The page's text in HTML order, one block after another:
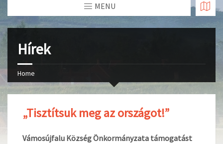
MENU
Hírek
Home
„Tisztítsuk meg az országot!”
Vámosújfalu Község Önkormányzata támogatást